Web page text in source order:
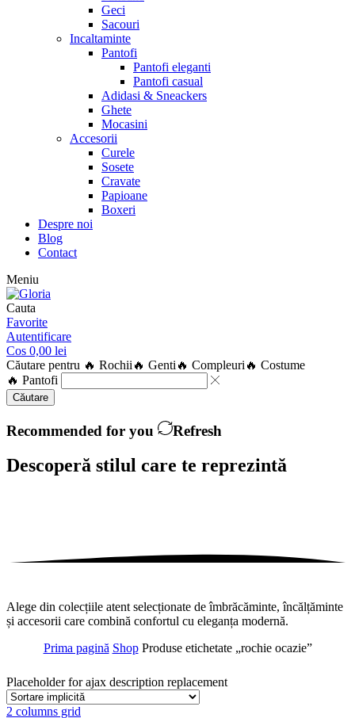
Geci
Sacouri
Incaltaminte
Pantofi
Pantofi eleganti
Pantofi casual
Adidasi & Sneackers
Ghete
Mocasini
Accesorii
Curele
Sosete
Cravate
Papioane
Boxeri
Despre noi
Blog
Contact
Meniu
Cauta
Favorite
Autentificare
Cos 0,00 lei
Căutare pentru 🔥 Rochii 🔥 Genti 🔥 Compleuri 🔥 Costume
🔥 Pantofi
Căutare
Recommended for you Refresh
Descoperă stilul care te reprezintă
Alege din colecțiile atent selecționate de îmbrăcăminte, încălțăminte
și accesorii care combină confortul cu eleganța modernă.
Prima pagină Shop Produse etichetate „rochie ocazie”
Placeholder for ajax description replacement
2 columns grid